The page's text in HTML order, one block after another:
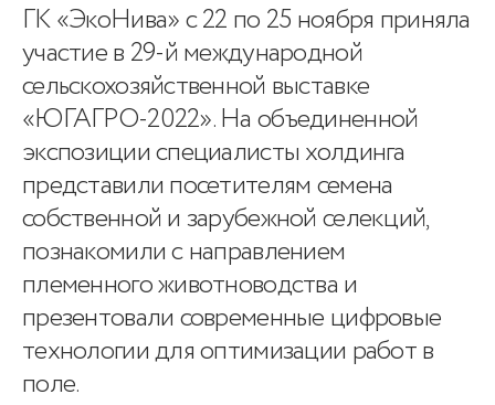
ГК «ЭкоНива» с 22 по 25 ноября приняла
участие в 29-й международной
сельскохозяйственной выставке
«ЮГАГРО-2022». На объединенной
экспозиции специалисты холдинга
представили посетителям семена
собственной и зарубежной селекций,
познакомили с направлением
племенного животноводства и
презентовали современные цифровые
технологии для оптимизации работ в
поле.